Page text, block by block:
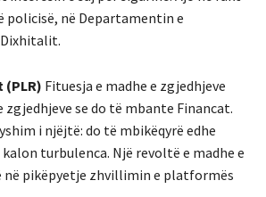
policisë, në Departamentin e
Fituesja e madhe e zgjedhjeve
zgjedhjeve se do të mbante Financat.
i njëjtë: do të mbikëqyrë edhe
turbulenca. Një revoltë e madhe e
në pikëpyetje zhvillimin e platformës